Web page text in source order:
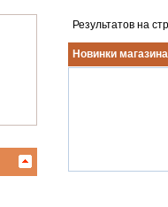
Результатов на
Новинки магазина